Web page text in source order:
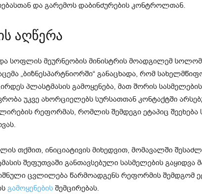
და გარემოს დაბინძურების კონტროლთან.
აღწერა
სოფლის მეურნეობის მინისტრის მოადგილემ
„ბიზნესპარტნიორში“ განაცხადა, რომ
პლასტმასის გამოყენება, მათ შორის
უკვე ახორციელებს სურსათთან კონტაქტში
რეფორმას, რომლის შემდეგი ეტაპიც შეეხება
თქმით, ინიციატივის მიხედვით, მომავალში
შეფუთვაში განთავსებული სასმელების გაყიდვა
ცვლილება წარმოადგენს რეფორმის შემდგომ
გამოყენების შემცირებას.